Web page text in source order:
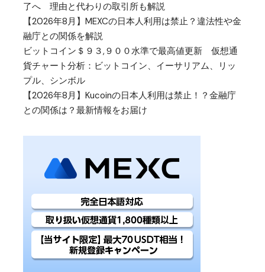
了へ 理由と代わりの取引所も解説
【2026年8月】MEXCの日本人利用は禁止？違法性や金
融庁との関係を解説
ビットコイン＄９３,９００水準で最高値更新 仮想通
貨チャート分析：ビットコイン、イーサリアム、リッ
プル、シンボル
【2026年8月】Kucoinの日本人利用は禁止！？金融庁
との関係は？最新情報をお届け